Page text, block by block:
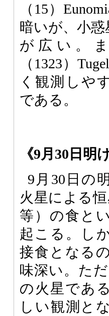
（15）
暗いが、小
が広い。
（1323）
く観測しや
である。
《9月30日明
9月30日の
火星による恒
等）の食と
起こる。し
接食となる
味深い。た
の火星であ
しい観測と